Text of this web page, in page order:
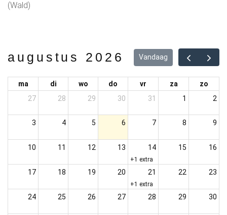
(Wald)
augustus 2026 Vandaag
ma di wo do vr za
zo
27
28 29 30 31 1 2
3 4 5 6 7 8 9
10 11 12 13 14
+1 extra
15 16
17 18 19 20 21
+1 extra
22 23
24 25 26 27 28 29 30